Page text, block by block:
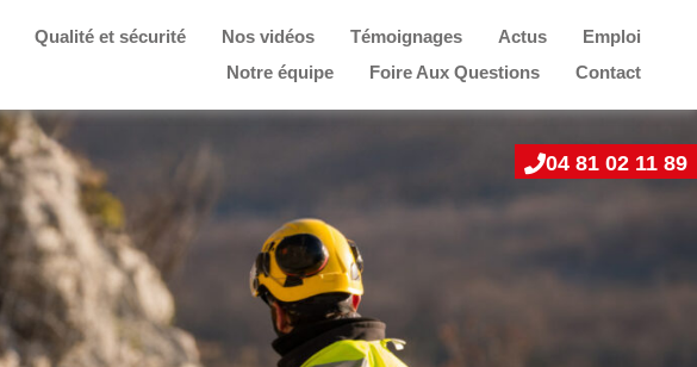
Qualité et sécurité Nos vidéos Témoignages Actus
Emploi
Notre équipe
Foire Aux Questions Contact
04 81 02 11 89